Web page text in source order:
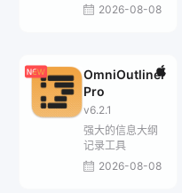
2026-08-08
OmniOutliner
Pro
v6.2.1
强大的信息大纲
记录工具
2026-08-08